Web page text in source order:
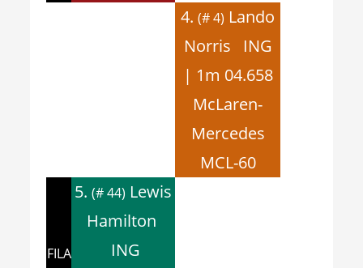
4.(# 4) Lando
Norris ING
| 1m 04.658
McLaren-
Mercedes
MCL-60
FILA
5.(# 44) Lewis
Hamilton
ING